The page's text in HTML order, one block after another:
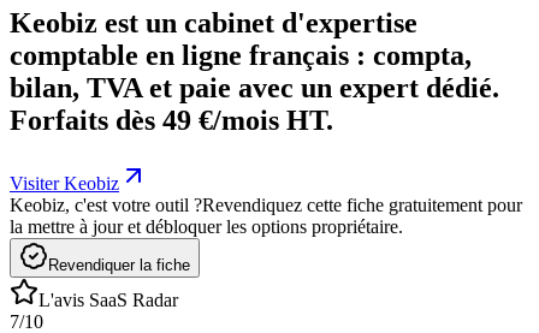
Keobiz est un cabinet d'expertise
comptable en ligne français : compta,
bilan, TVA et paie avec un expert dédié.
Forfaits dès 49 €/mois HT.
Visiter Keobiz
Keobiz, c'est votre outil ?Revendiquez cette fiche gratuitement pour
la mettre à jour et débloquer les options propriétaire.
Revendiquer la fiche
L'avis SaaS Radar
7/10